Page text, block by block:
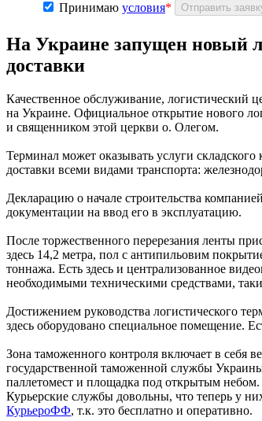
Принимаю условия*
На Украине запущен новый
доставки
Качественное обслуживание, логистический
на Украине. Официальное открытие нового
и священником этой церкви о. Олегом.
Терминал может оказывать услуги
доставки всеми видами транспорта:
Декларацию о начале строительства
документации на ввод его в эксплуатацию.
После торжественного перерезания ленты
здесь 14,2 метра, пол с антипильовим
тоннажа. Есть здесь и централизованное
необходимыми техническими средствами,
Достижением руководства логистического
здесь оборудовано специальное помещение.
Зона таможенного контроля включает в себя
государственной таможенной службы
паллетомест и площадка под открытым небом.
Курьерские службы довольны, что теперь у
КурьероФФ, т.к. это бесплатно и оперативно.